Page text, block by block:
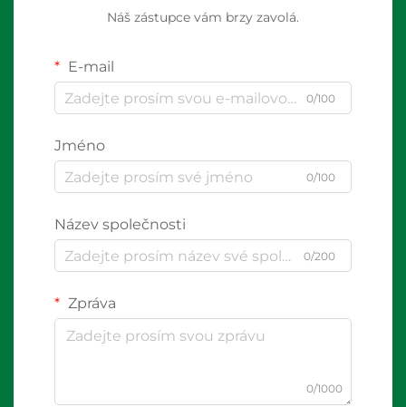
Náš zástupce vám brzy zavolá.
E-mail
0/100
Jméno
0/100
Název společnosti
0/200
Zpráva
0/1000